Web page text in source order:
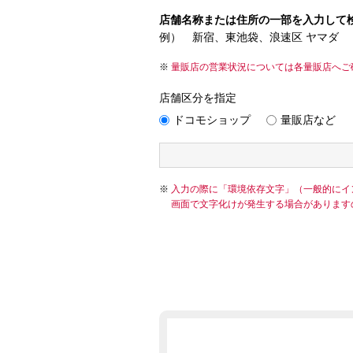
店舗名称または住所の一部を入力して
例） 新宿、東池袋、浪速区 ヤマダ
量販店の営業状況については各量販店へ
店舗区分を指定
ドコモショップ
量販店など
入力の際に「環境依存文字」（一般的に
画面で文字化けが発生する場合がありま